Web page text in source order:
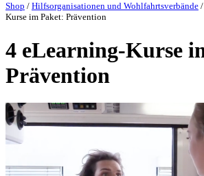
Shop / Hilfsorganisationen und Wohlfahrtsverbände /
Kurse im Paket: Prävention
4 eLearning-Kurse
Prävention
ANGEBOT!